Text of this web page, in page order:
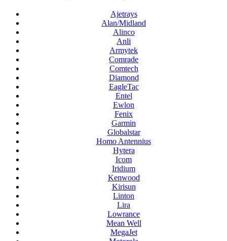
Ajetrays
Alan/Midland
Alinco
Anli
Armytek
Comrade
Comtech
Diamond
EagleTac
Entel
Ewlon
Fenix
Garmin
Globalstar
Homo Antennius
Hytera
Icom
Iridium
Kenwood
Kirisun
Linton
Lira
Lowrance
Mean Well
MegaJet